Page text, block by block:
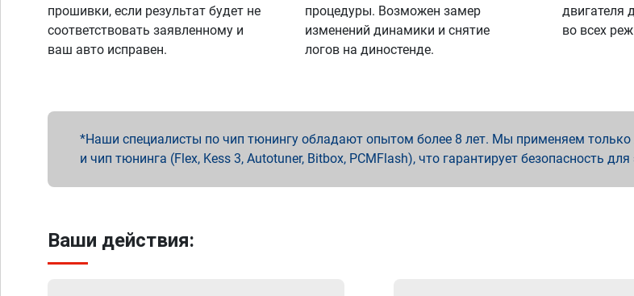
прошивки, если результат будет не
соответствовать заявленному и
ваш авто исправен.
процедуры. Возможен замер
изменений динамики и снятие
логов на диностенде.
двигателя
во всех
Наши специалисты по чип тюнингу обладают опытом более 8 лет. Мы применяем только
и чип тюнинга (Flex, Kess 3, Autotuner, Bitbox, PCMFlash), что гарантирует безопасность
Ваши действия: